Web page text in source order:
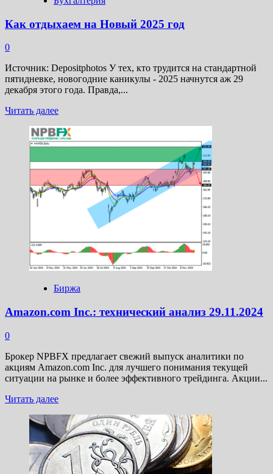
Как отдыхаем на Новый 2025 год
0
Источник: Depositphotos У тех, кто трудится на стандартной
пятидневке, новогодние каникулы - 2025 начнутся аж 29
декабря этого года. Правда,...
Читать далееПрочитать
о
Как
на
Новый
2025
год
Биржа
Amazon.com Inc.: технический анализ 29.11.2024
0
Брокер NPBFX предлагает свежий выпуск аналитики по
акциям Amazon.com Inc. для лучшего понимания текущей
ситуации на рынке и более эффективного трейдинга. Акции...
Читать далееПрочитать
Amazon.com
Inc.:
технический
анализ